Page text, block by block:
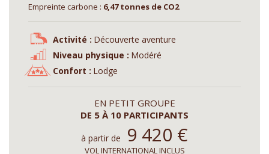
Empreinte carbone : 6,47 tonnes de CO2
Activité : Découverte aventure
Niveau physique : Modéré
Confort : Lodge
EN PETIT GROUPE
DE 5 À 10 PARTICIPANTS
à partir de 9 420 €
VOL INTERNATIONAL INCLUS